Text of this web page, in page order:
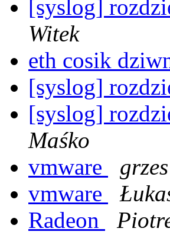
[syslog]
Witek
eth cosik
[syslog]
[syslog]
Maśko
vmware
grzes
vmware
Radeon